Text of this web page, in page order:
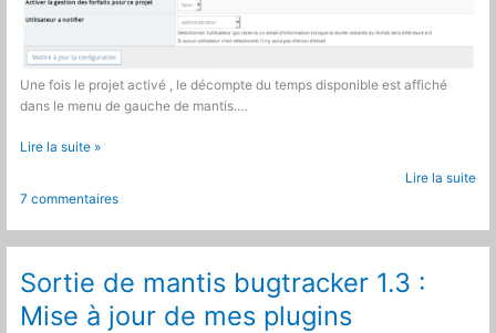
Une fois le projet activé , le décompte du temps disponible est affiché
dans le menu de gauche de mantis.…
Mantis
de
gestion
de
forfait
de
temps
Lire la suite »
Lire la suite
7 commentaires
Sortie de mantis bugtracker 1.3 :
Mise à jour de mes plugins